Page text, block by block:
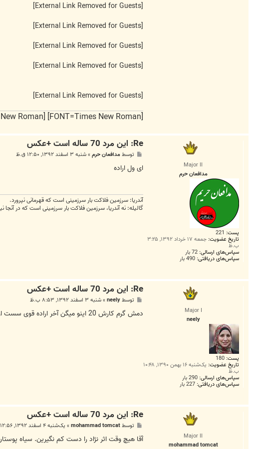
[External Link Removed for Guests]
[External Link Removed for Guests]
[External Link Removed for Guests]
[External Link Removed for Guests]
[External Link Removed for Guests]
[FONT=Times New Roman] [FONT=Times New Roman] و ایران را دوست میدارم
Major II
مدافعان حرم
پست: 221
تاریخ عضویت: جمعه ۱۷ خرداد ۱۳۹۲, ۳:۲۵
ب.ظ
سپاس‌های ارسالی: 72 بار
سپاس‌های دریافتی: 490 بار
Re: این مرد 70 ساله است +عکس
ت
توسطمدافعان حرم»شنبه ۳ اسفند ۱۳۹۲, ۱۲:۵۰ ق.ظ
ای ول اراده
آندریا: سرزمین فلاکت بار سرزمینی است که قهرمانی نپرورد.
گالیله: نه آندریا، سرزمین فلاکت بار سرزمینی است که در آنجا
Major I
neely
پست: 180
تاریخ عضویت: یک‌شنبه ۱۶ بهمن ۱۳۹۰, ۱۰:۴۸
ب.ظ
سپاس‌های ارسالی: 290 بار
سپاس‌های دریافتی: 227 بار
Re: این مرد 70 ساله است +عکس
ت
توسطneely
»شنبه ۳ اسفند ۱۳۹۲, ۸:۵۳ ب.ظ
دمش گرم کارش 20 اینو میگن آخر اراده قوی سست اراده ها یاد بگیرند
Major II
mohammad tomcat
Re: این مرد 70 ساله است +عکس
ت
توسطmohammad tomcat
» یک‌شنبه ۴ اسفند ۱۳۹۲, ۱۲:۵۶ ب.ظ
آقا هیچ وقت اثر نژاد را دست کم نگیرین. سیاه